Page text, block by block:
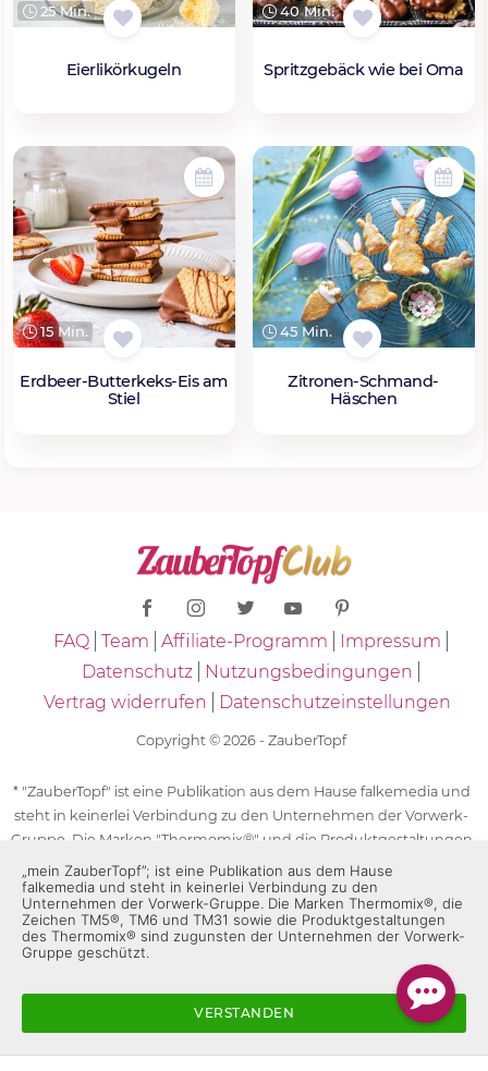
25 Min.
Eierlikörkugeln
40 Min.
Spritzgebäck wie bei Oma
15 Min.
Erdbeer-Butterkeks-Eis am
Stiel
45 Min.
Zitronen-Schmand-
Häschen
FAQ Team Affiliate-Programm
Impressum
Datenschutz
Nutzungsbedingungen
Vertrag widerrufen
Datenschutzeinstellungen
Copyright © 2026 - ZauberTopf
* "ZauberTopf" ist eine Publikation aus dem Hause falkemedia und
steht in keinerlei Verbindung zu den Unternehmen der Vorwerk-
Gruppe. Die Marken "Thermomix®" und die Produktgestaltungen
des "Thermomix®" sind eingetragene Marken der Unternehmen
der Vorwerk-Gruppe. Die Marken Thermomix®, die Zeichen TM5®,
TM6 und TM31 sowie die Produktgestaltungen des Thermomix®
sind zugunsten der Unternehmen der Vorwerk-Gruppe
geschützt. Für die Rezeptangaben in "ZauberTopf" ist
„mein ZauberTopf”; ist eine Publikation aus dem Hause
falkemedia und steht in keinerlei Verbindung zu den
Unternehmen der Vorwerk-Gruppe. Die Marken Thermomix®, die
Zeichen TM5®, TM6 und TM31 sowie die Produktgestaltungen
des Thermomix® sind zugunsten der Unternehmen der Vorwerk-
Gruppe geschützt.
VERSTANDEN